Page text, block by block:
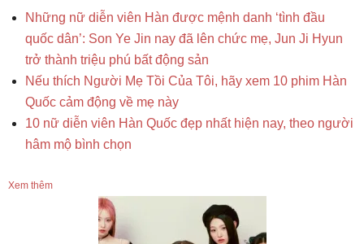
Những nữ diễn viên Hàn được mệnh danh ‘tình đầu
quốc dân’: Son Ye Jin nay đã lên chức mẹ, Jun Ji Hyun
trở thành triệu phú bất động sản
Nếu thích Người Mẹ Tồi Của Tôi, hãy xem 10 phim Hàn
Quốc cảm động về mẹ này
10 nữ diễn viên Hàn Quốc đẹp nhất hiện nay, theo người
hâm mộ bình chọn
Xem thêm